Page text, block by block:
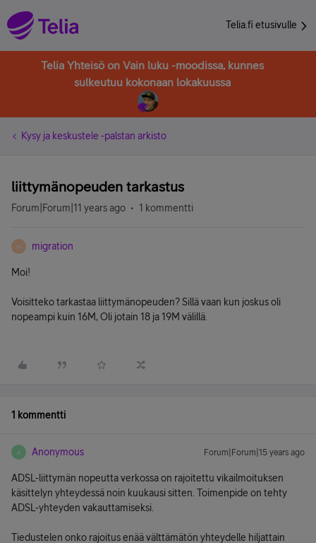
Telia.fi etusivulle
Telia Yhteisö on Vain luku -moodissa, kunnes
sulkeutuu kokonaan lokakuussa
Kysy ja keskustele -palstan arkisto
liittymänopeuden tarkastus
Forum|Forum|11 years ago 1 kommentti
M migration
Moi!
Voisitteko tarkastaa liittymänopeuden? Sillä vaan kun joskus oli
nopeampi kuin 16M, Oli jotain 18 ja 19M välillä.
1 kommentti
A Anonymous Forum|Forum|15 years ago
ADSL-liittymän nopeutta verkossa on rajoitettu vikailmoituksen
käsittelyn yhteydessä noin kuukausi sitten. Toimenpide on tehty
ADSL-yhteyden vakauttamiseksi.
Tiedustelen onko rajoitus enää välttämätön yhteydelle hiljattain